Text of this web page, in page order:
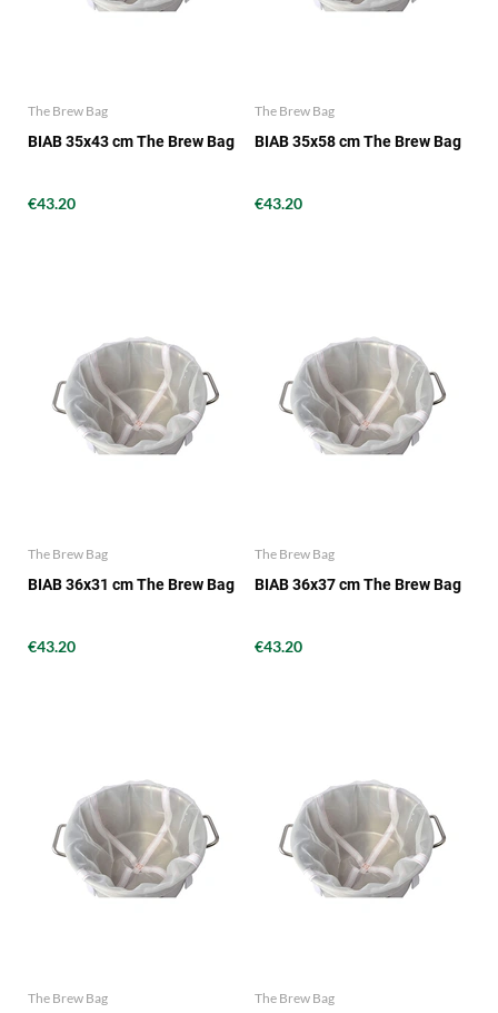
The Brew Bag
BIAB 35x43 cm The Brew Bag
€43.20
The Brew Bag
BIAB 35x58 cm The Brew Bag
€43.20
The Brew Bag
BIAB 36x31 cm The Brew Bag
€43.20
The Brew Bag
BIAB 36x37 cm The Brew Bag
€43.20
The Brew Bag The Brew Bag